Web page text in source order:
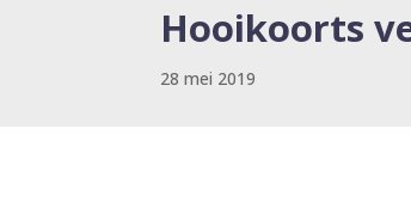
Hooikoorts
28 mei 2019